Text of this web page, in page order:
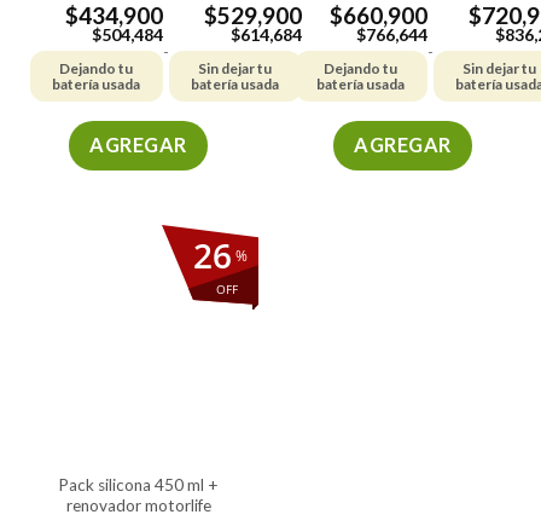
$434,900
$504,484
Dejando tu
batería usada
-
$529,900
$614,684
Sin dejar tu
batería usada
AGREGAR
tiene
múltiples
variantes.
página
de
$660,900
$766,644
Dejando tu
batería usada
-
$
$
Sin dejar tu
batería
AGREGAR
%
OFF
26
pack silicona 450 ml +
renovador motorlife